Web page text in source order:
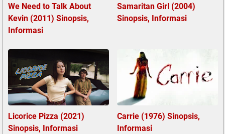
We Need to Talk About
Kevin (2011) Sinopsis,
Informasi
Samaritan Girl (2004)
Sinopsis, Informasi
Licorice Pizza (2021)
Sinopsis, Informasi
Carrie (1976) Sinopsis,
Informasi